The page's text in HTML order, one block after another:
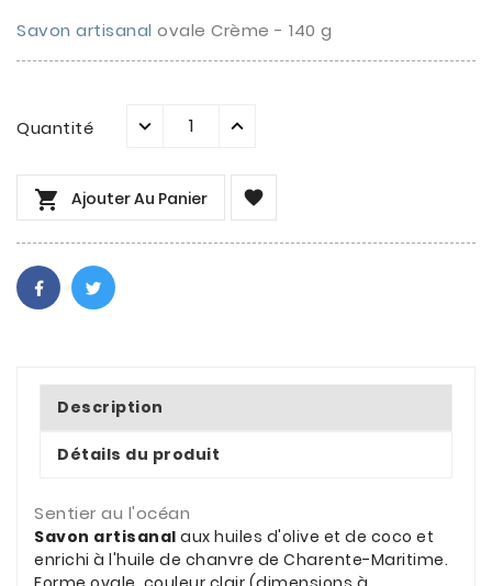
Savon artisanal ovale Crème - 140 g
Quantité
 Ajouter Au Panier 
Description
Détails du produit
Sentier au l'océan
Savon artisanal aux huiles d'olive et de coco et
enrichi à l'huile de chanvre de Charente-Maritime.